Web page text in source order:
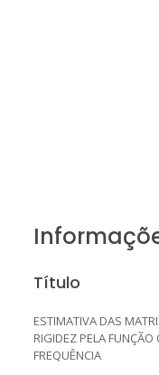
Título
ESTIMATIVA DAS
RIGIDEZ PELA
FREQUÊNCIA